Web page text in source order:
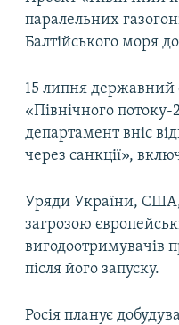
паралельних
Балтійського моря
15 липня
«Північного
департамент вніс
через санкції»,
Уряди України, США,
загрозою
вигодоотримувачів
після його запуску.
Росія планує